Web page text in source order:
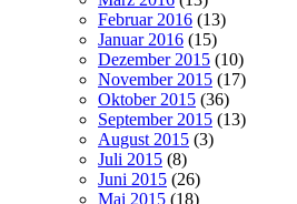
Februar 2016 (13)
Januar 2016 (15)
Dezember 2015 (10)
November 2015 (17)
Oktober 2015 (36)
September 2015 (13)
August 2015 (3)
Juli 2015 (8)
Juni 2015 (26)
Mai 2015 (18)